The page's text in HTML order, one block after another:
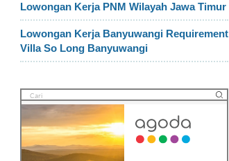
Lowongan Kerja PNM Wilayah Jawa Timur
Lowongan Kerja Banyuwangi Requirement
Villa So Long Banyuwangi